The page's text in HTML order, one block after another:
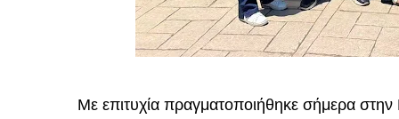
Με επιτυχία πραγματοποιήθηκε σήμερα